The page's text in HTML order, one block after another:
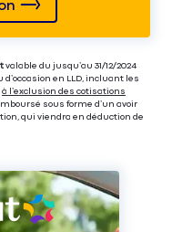
valable du jusqu’au 31/12/2024
en LLD, incluant les
à l’exclusion des cotisations
sous forme d’un avoir
qui viendra en déduction de